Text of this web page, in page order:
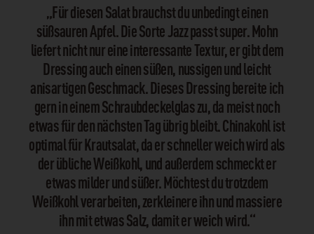
„Für diesen Salat brauchst du unbedingt einen
süßsauren Apfel. Die Sorte Jazz passt super. Mohn
liefert nicht nur eine interessante Textur, er gibt dem
Dressing auch einen süßen, nussigen und leicht
anisartigen Geschmack. Dieses Dressing bereite ich
gern in einem Schraubdeckelglas zu, da meist noch
etwas für den nächsten Tag übrig bleibt. Chinakohl ist
optimal für Krautsalat, da er schneller weich wird als
der übliche Weißkohl, und außerdem schmeckt er
etwas milder und süßer. Möchtest du trotzdem
Weißkohl verarbeiten, zerkleinere ihn und massiere
ihn mit etwas Salz, damit er weich wird.“